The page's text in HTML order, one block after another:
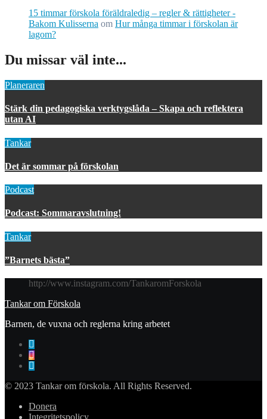
15 timmar förskola föräldraledig – regler & rättigheter -
Bakom Kulisserna om Hur många timmar i förskolan är
lagom?
Du missar väl inte...
Planeraren
Stärk din pedagogiska verktygslåda – Skapa och reflektera
utan AI
Tankar
Det är sommar på förskolan
Podcast
Podcast: Sommaravslutning!
Tankar
”Barnets bästa”
http://www.instagram.com/TankaromForskola
Tankar om Förskola
Barnen, de vuxna och reglerna kring arbetet
© 2023 Tankar om förskola. All Rights Reserved.
Donera